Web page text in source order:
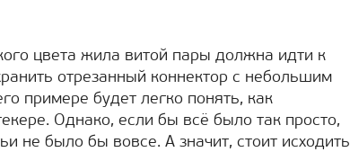
цвета жила витой пары должна идти к
отрезанный коннектор с небольшим
примере будет легко понять, как
Однако, если бы всё было так просто,
не было бы вовсе. А значит, стоит исходить